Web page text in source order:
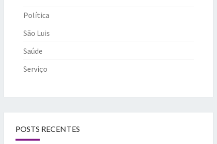
Política
São Luis
Saúde
Serviço
POSTS RECENTES